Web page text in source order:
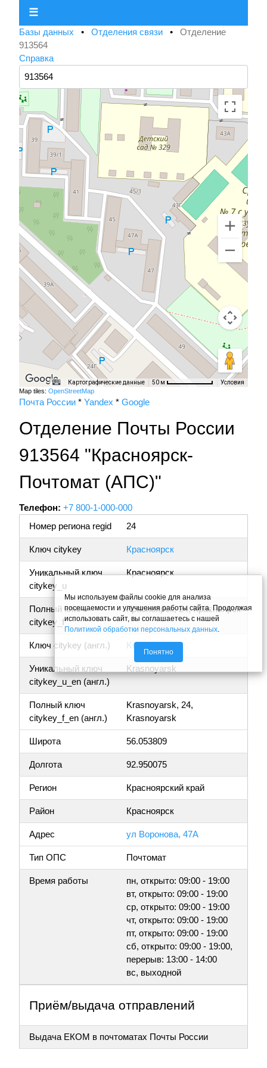
☰
Базы данных • Отделения связи • Отделение
913564
Справка
Картографические данные 50 м Условия
Map tiles: OpenStreetMap
Почта России * Yandex * Google
Отделение Почты России
913564 "Красноярск-
Почтомат (АПС)"
Телефон: +7 800-1-000-000
Номер региона regid
24
Ключ citykey Красноярск
Уникальный ключ
citykey_u
Красноярск
Полный ключ
citykey_f
Красноярск, 24, Красноярск
Ключ citykey (англ.) Krasnoyarsk
Уникальный ключ
citykey_u_en (англ.)
Krasnoyarsk
Полный ключ
citykey_f_en (англ.)
Krasnoyarsk, 24,
Krasnoyarsk
Широта 56.053809
Долгота 92.950075
Регион Красноярский край
Район Красноярск
Адрес ул Воронова, 47А
Тип ОПС Почтомат
Время работы
пн, открыто: 09:00 - 19:00
вт, открыто: 09:00 - 19:00
ср, открыто: 09:00 - 19:00
чт, открыто: 09:00 - 19:00
пт, открыто: 09:00 - 19:00
сб, открыто: 09:00 - 19:00,
перерыв: 13:00 - 14:00
вс, выходной
Приём/выдача отправлений
Выдача ЕКОМ в почтоматах Почты России
Мы используем файлы cookie для анализа
посещаемости и улучшения работы сайта. Продолжая
использовать сайт, вы соглашаетесь с нашей
Политикой обработки персональных данных.
Понятно